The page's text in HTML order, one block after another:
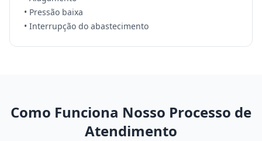
• Pressão baixa
• Interrupção do abastecimento
Como Funciona Nosso Processo de
Atendimento